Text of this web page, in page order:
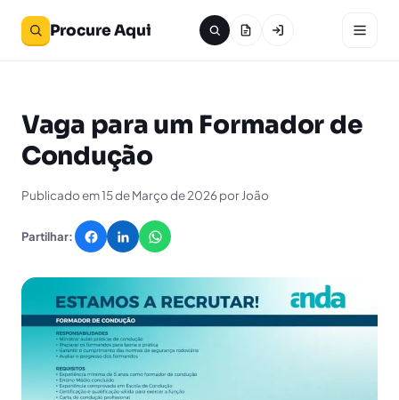
Procure Aqui
Vaga para um Formador de
Condução
Publicado em 15 de Março de 2026 por João
Partilhar: